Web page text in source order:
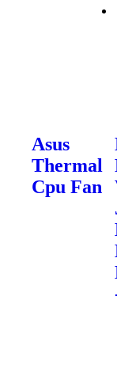
Asus
Thermal
Cpu Fan